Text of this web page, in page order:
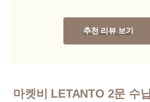
추천 리뷰 보기
마켓비 LETANTO 2문 수